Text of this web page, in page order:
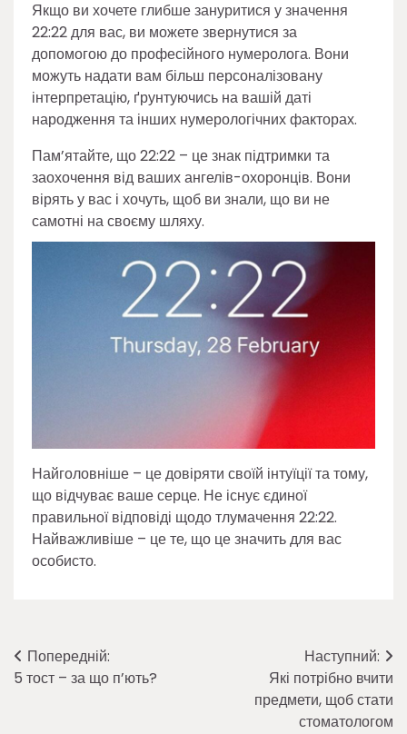
Якщо ви хочете глибше зануритися у значення
22:22 для вас, ви можете звернутися за
допомогою до професійного нумеролога. Вони
можуть надати вам більш персоналізовану
інтерпретацію, ґрунтуючись на вашій даті
народження та інших нумерологічних факторах.
Пам’ятайте, що 22:22 – це знак підтримки та
заохочення від ваших ангелів-охоронців. Вони
вірять у вас і хочуть, щоб ви знали, що ви не
самотні на своєму шляху.
Найголовніше – це довіряти своїй інтуїції та тому,
що відчуває ваше серце. Не існує єдиної
правильної відповіді щодо тлумачення 22:22.
Найважливіше – це те, що це значить для вас
особисто.
Навігація
записів
Попередній:
5 тост – за що п’ють?
Наступний:
Які потрібно вчити
предмети, щоб стати
стоматологом